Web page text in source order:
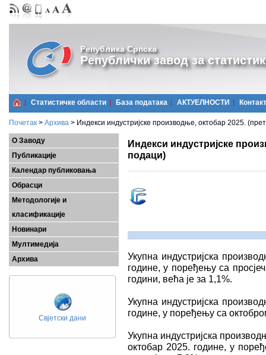
Република Српска
Републички завод за
Статистичке области Базa података АКТУЕЛНОСТИ Контакт
Почетак > Архива > Индекси индустријске производње, октобар 2025.
О Заводу
Публикације
Календар публиковања
Обрасци
Методологије и
класификације
Новинари
Мултимедија
Архива
Свјетски дани
Индекси индустријске
подаци)
Укупна индустријска
године, у поређењу са
години, већа је за 1,1%.
Укупна индустријска
године, у поређењу са
Укупна индустријска
октобар 2025. године, у